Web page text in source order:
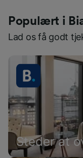
Populært i
Lad os få godt
Steder at